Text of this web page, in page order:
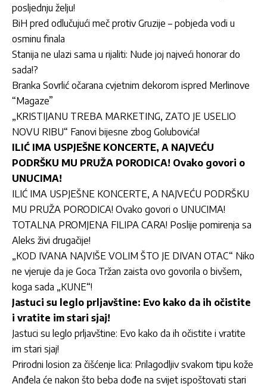
posljednju želju!
BiH pred odlučujući meč protiv Gruzije – pobjeda vodi u
osminu finala
Stanija ne ulazi sama u rijaliti: Nude joj najveći honorar do
sada!?
Branka Sovrlić očarana cvjetnim dekorom ispred Merlinove
“Magaze”
„KRISTIJANU TREBA MARKETING, ZATO JE USELIO
NOVU RIBU“ Fanovi bijesne zbog Golubovića!
ILIĆ IMA USPJEŠNE KONCERTE, A NAJVEĆU
PODRŠKU MU PRUŽA PORODICA! Ovako govori o
UNUCIMA!
ILIĆ IMA USPJEŠNE KONCERTE, A NAJVEĆU PODRŠKU
MU PRUŽA PORODICA! Ovako govori o UNUCIMA!
TOTALNA PROMJENA FILIPA CARA! Poslije pomirenja sa
Aleks živi drugačije!
„KOD IVANA NAJVIŠE VOLIM ŠTO JE DIVAN OTAC“ Niko
ne vjeruje da je Goca Tržan zaista ovo govorila o bivšem,
koga sada „KUNE“!
Jastuci su leglo prljavštine: Evo kako da ih očistite
i vratite im stari sjaj!
Jastuci su leglo prljavštine: Evo kako da ih očistite i vratite
im stari sjaj!
Prirodni losion za čišćenje lica: Prilagodljiv svakom tipu kože
Anđela će nakon što beba dođe na svijet ispoštovati stari